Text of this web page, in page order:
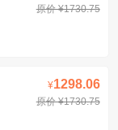
原价 ¥1730.75
¥1298.06
原价 ¥1730.75